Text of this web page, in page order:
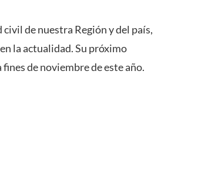
de nuestra Región y del país,
la actualidad. Su próximo
de noviembre de este año.